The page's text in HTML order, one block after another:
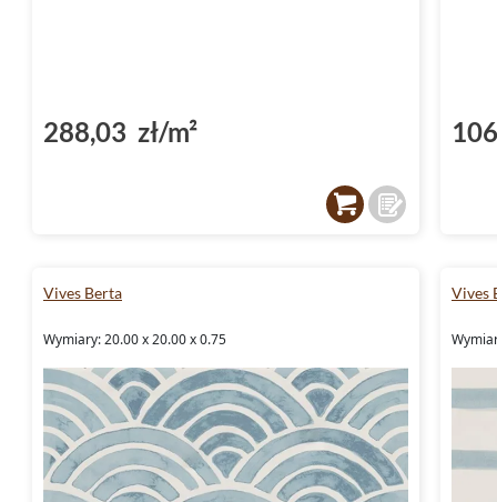
288,03 zł/m²
Vives Berta
Wymiary: 20.00 x 20.00 x 0.75
Vives